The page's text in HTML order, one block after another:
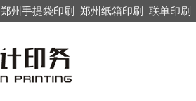
郑州手提袋印刷 郑州纸箱印刷 联单印刷